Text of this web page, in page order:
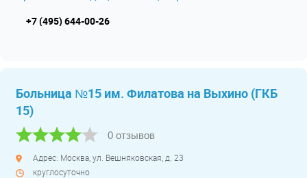
+7 (495) 644-00-26
Больница №15 им. Филатова на Выхино (ГКБ
15)
0 отзывов
Адрес: Москва, ул. Вешняковская, д. 23
круглосуточно